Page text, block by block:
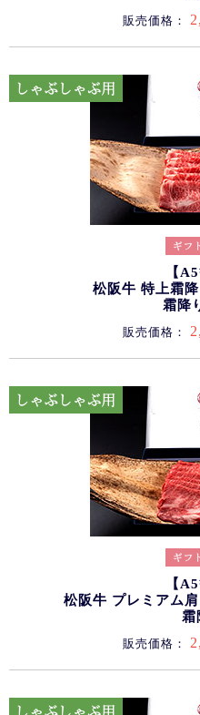
販売価格：
【
松阪牛 特上霜
霜降
販売価格：
【
松阪牛 プレミアム
霜
販売価格：